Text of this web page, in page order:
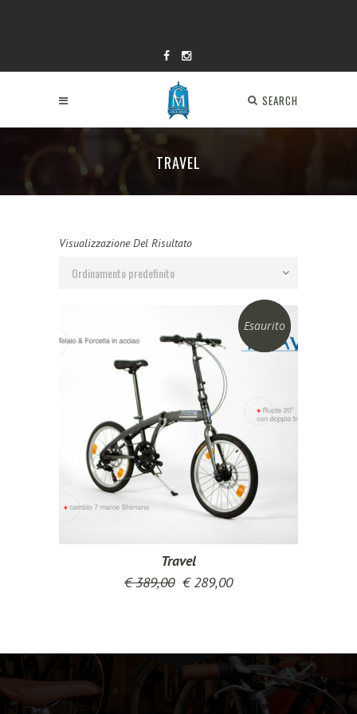
SEARCH
TRAVEL
Visualizzazione Del Risultato
Ordinamento predefinito
Sconto
Esaurito
Travel
€389,00 €289,00